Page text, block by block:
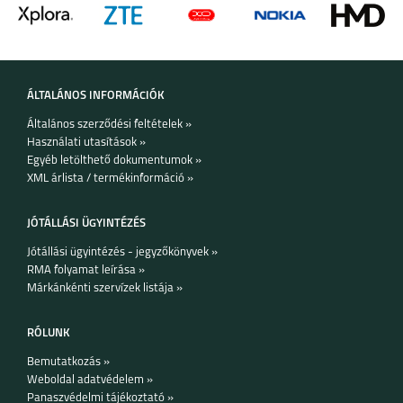
ÁLTALÁNOS INFORMÁCIÓK
Általános szerződési feltételek »
Használati utasítások »
Egyéb letölthető dokumentumok »
XML árlista / termékinformáció »
JÓTÁLLÁSI ÜGYINTÉZÉS
Jótállási ügyintézés - jegyzőkönyvek »
RMA folyamat leírása »
Márkánkénti szervízek listája »
RÓLUNK
Bemutatkozás »
Weboldal adatvédelem »
Panaszvédelmi tájékoztató »